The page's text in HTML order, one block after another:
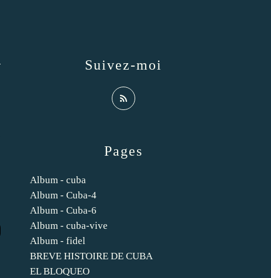
Pages
Album - cuba
Album - Cuba-4
Album - Cuba-6
Album - cuba-vive
Album - fidel
BREVE HISTOIRE DE CUBA
EL BLOQUEO
Suivez-moi